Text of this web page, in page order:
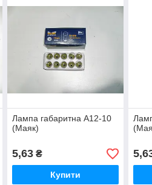
Лампа габаритна А12-10
(Маяк)
5,63₴
Купити